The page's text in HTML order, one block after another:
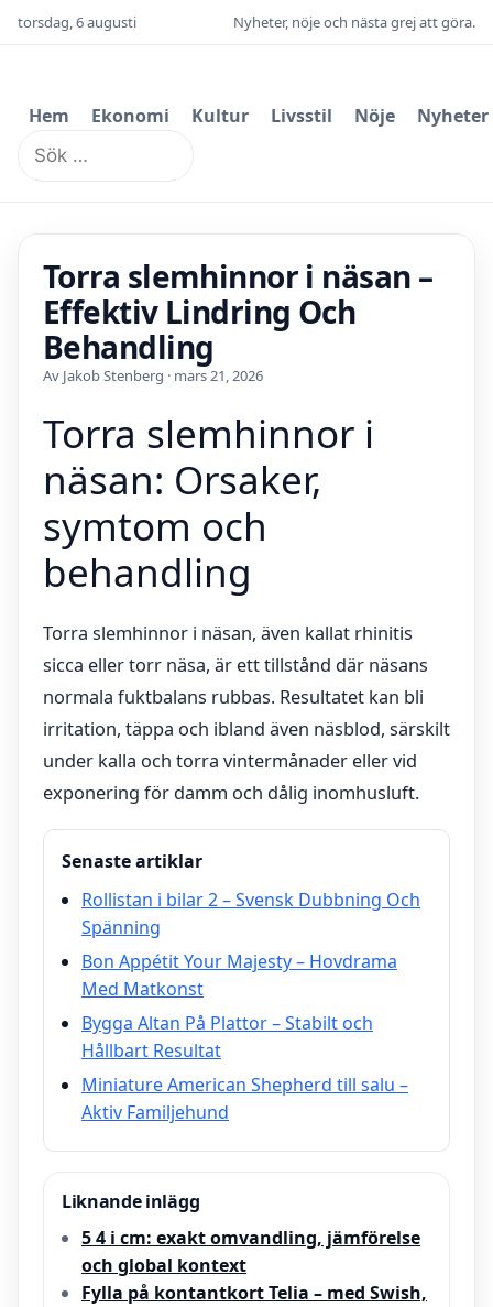
torsdag, 6 augusti Nyheter, nöje och nästa grej att göra.
Hem Ekonomi Kultur Livsstil Nöje
Nyheter
Sök
efter:
Torra slemhinnor i näsan –
Effektiv Lindring Och
Behandling
Av Jakob Stenberg · mars 21, 2026
Torra slemhinnor i
näsan: Orsaker,
symtom och
behandling
Torra slemhinnor i näsan, även kallat rhinitis
sicca eller torr näsa, är ett tillstånd där näsans
normala fuktbalans rubbas. Resultatet kan bli
irritation, täppa och ibland även näsblod, särskilt
under kalla och torra vintermånader eller vid
exponering för damm och dålig inomhusluft.
Senaste artiklar
Rollistan i bilar 2 – Svensk Dubbning Och
Spänning
Bon Appétit Your Majesty – Hovdrama
Med Matkonst
Bygga Altan På Plattor – Stabilt och
Hållbart Resultat
Miniature American Shepherd till salu –
Aktiv Familjehund
Liknande inlägg
5 4 i cm: exakt omvandling, jämförelse
och global kontext
Fylla på kontantkort Telia – med Swish,